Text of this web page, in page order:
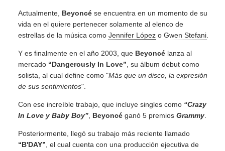
Actualmente, Beyoncé se encuentra en un momento de su
vida en el quiere pertenecer solamente al elenco de
estrellas de la música como Jennifer López o Gwen Stefani
Y es finalmente en el año 2003, que Beyoncé lanza al
mercado “Dangerously In Love” , su álbum debut como
solista, al cual define como "Más que un disco, la expresión
de sus sentimientos".
Con ese increíble trabajo, que incluye singles como “Crazy
In Love y Baby Boy” Beyoncé ganó 5 premios Grammy
Posteriormente, llegó su trabajo más reciente llamado
“B'DAY” , el cual cuenta con una producción ejecutiva de